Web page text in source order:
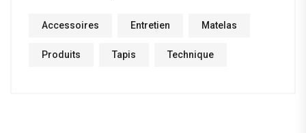
Accessoires Entretien Matelas
Produits Tapis Technique